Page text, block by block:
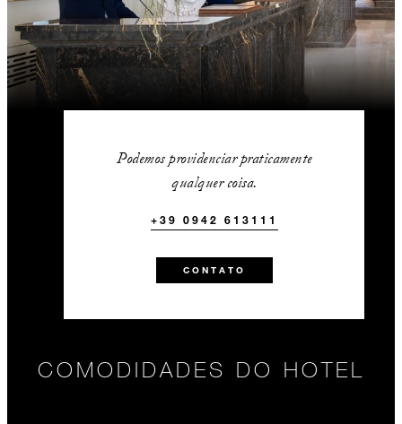
Podemos providenciar praticamente
qualquer coisa.
+39 0942 613111
CONTATO
COMODIDADES DO HOTEL